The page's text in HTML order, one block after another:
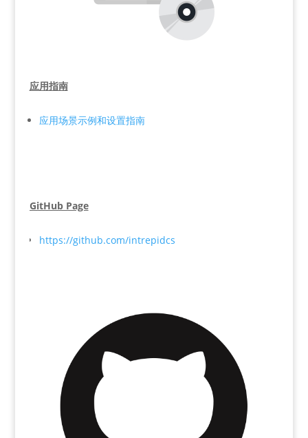
应用指南
应用场景示例和设置指南
GitHub Page
https://github.com/intrepidcs